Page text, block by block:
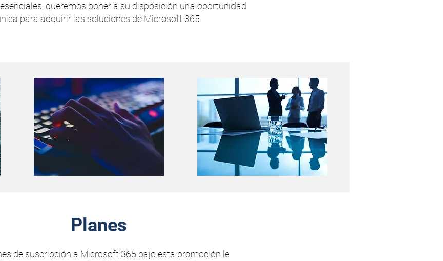
queremos poner a su disposición una oportunidad
para adquirir las soluciones de Microsoft 365.
Planes
de suscripción a Microsoft 365 bajo esta promoción le